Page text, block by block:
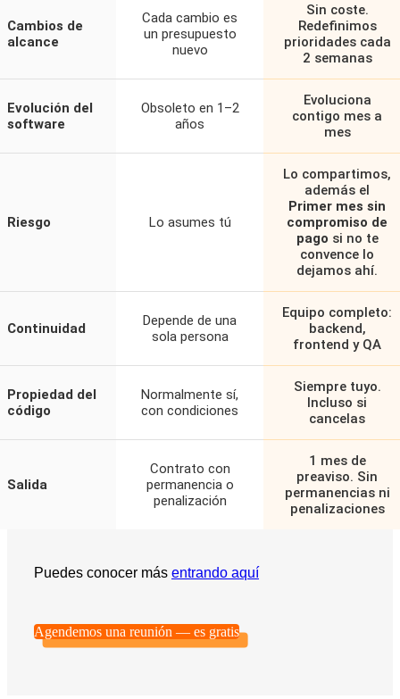
Cambios de
alcance
Cada cambio es
un presupuesto
nuevo
Sin coste.
Redefinimos
prioridades cada
2 semanas
Evolución del
software
Obsoleto en 1–2
años
Evoluciona
contigo mes a
mes
Riesgo Lo asumes tú
Lo compartimos,
además el
Primer mes sin
compromiso de
pago si no te
convence lo
dejamos ahí.
Continuidad
Depende de una
sola persona
Equipo completo:
backend,
frontend y QA
Propiedad del
código
Normalmente sí,
con condiciones
Siempre tuyo.
Incluso si
cancelas
Salida
Contrato con
permanencia o
penalización
1 mes de
preaviso. Sin
permanencias ni
penalizaciones
Puedes conocer más entrando aquí
Agendemos una reunión — es gratis